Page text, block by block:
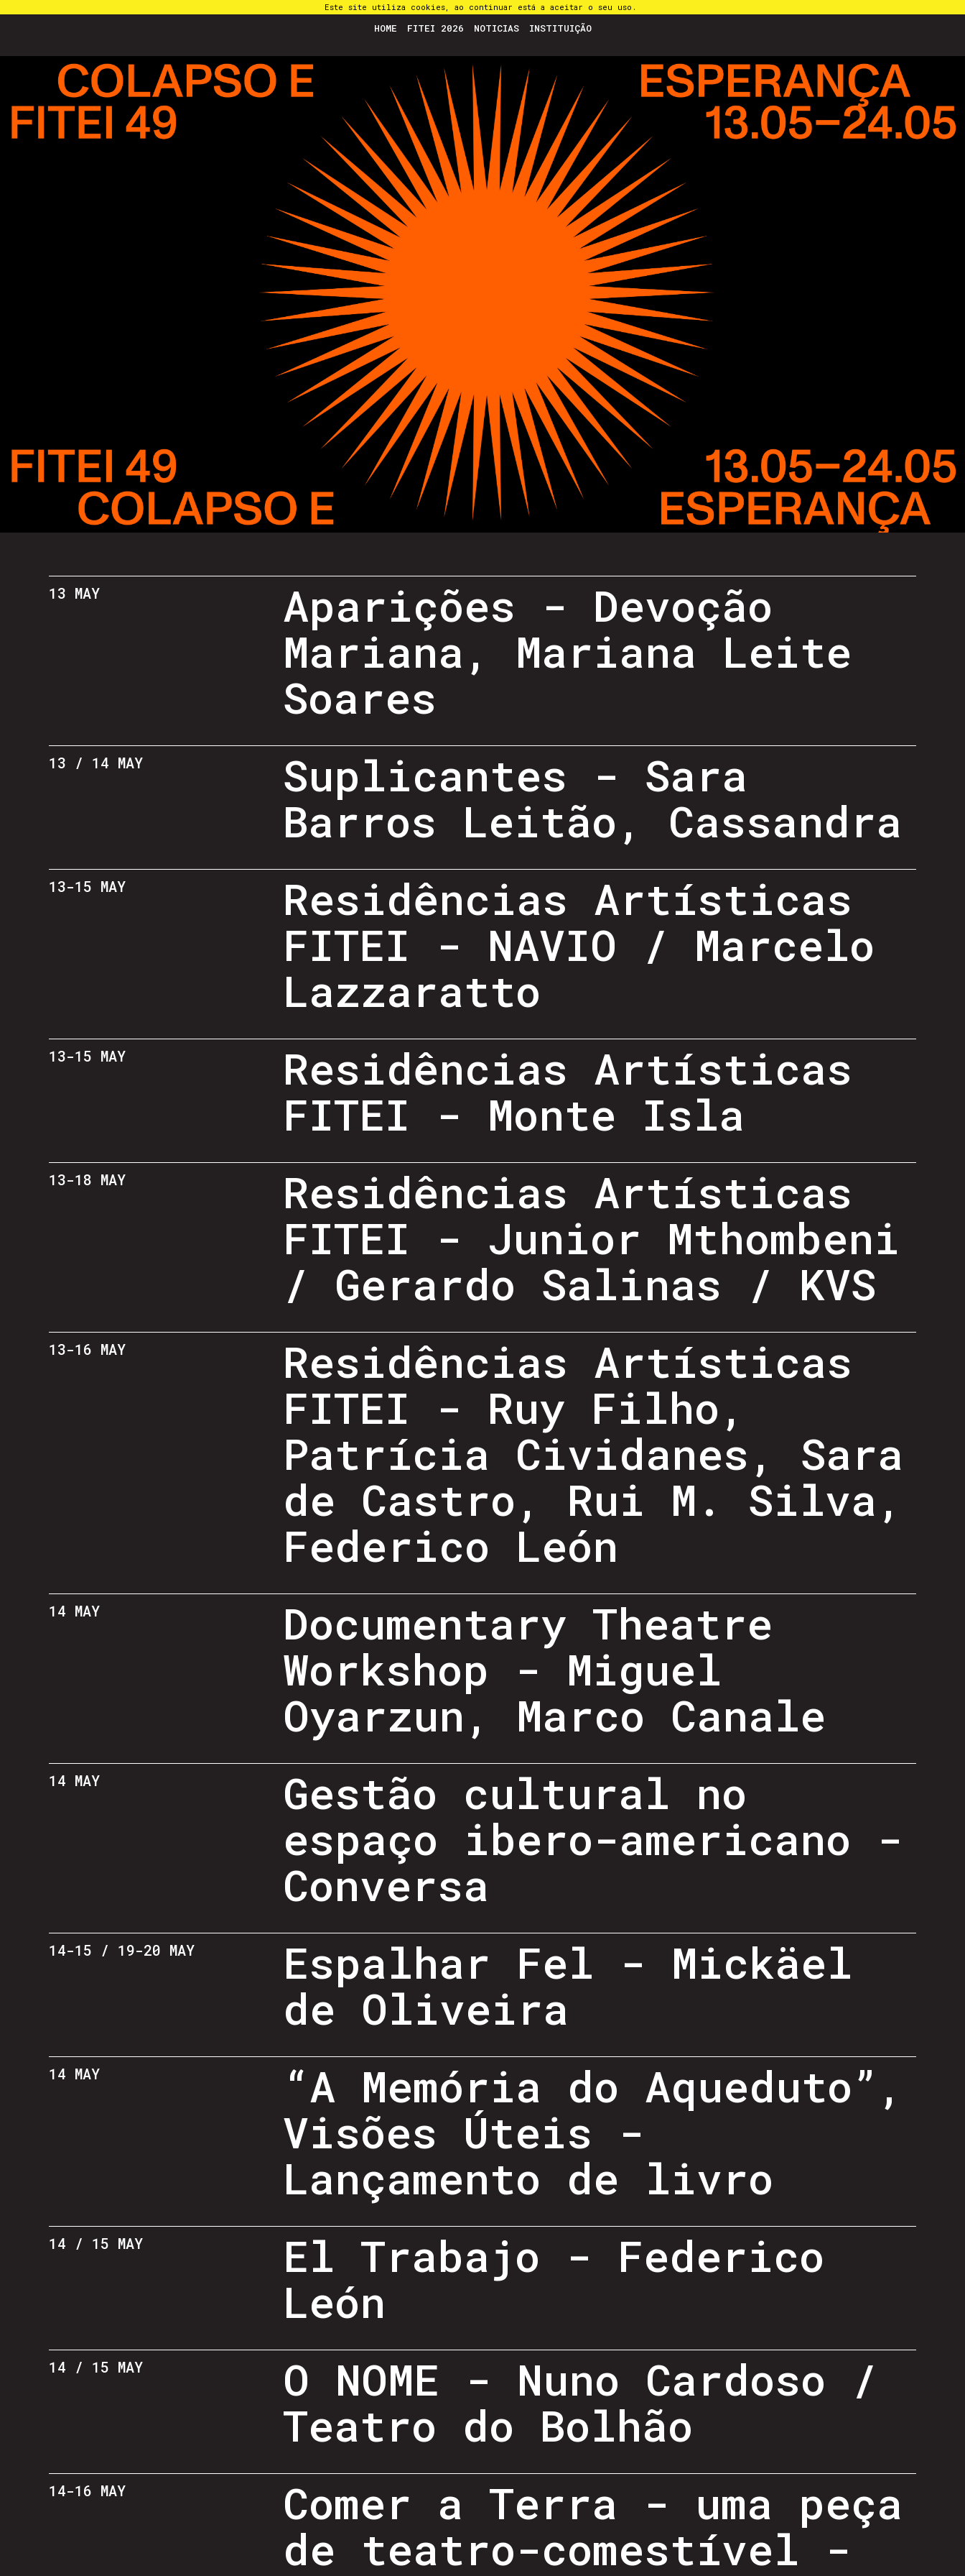
Este site utiliza cookies, ao continuar está a aceitar o seu uso.
HOME FITEI 2026 NOTICIAS INSTITUIÇÃO
13 MAY
Aparições - Devoção
Mariana, Mariana Leite
Soares
13 / 14 MAY
Suplicantes - Sara
Barros Leitão, Cassandra
13-15 MAY
Residências Artísticas
FITEI - NAVIO / Marcelo
Lazzaratto
13-15 MAY
Residências Artísticas
FITEI - Monte Isla
13-18 MAY
Residências Artísticas
FITEI - Junior Mthombeni
/ Gerardo Salinas / KVS
13-16 MAY
Residências Artísticas
FITEI - Ruy Filho,
Patrícia Cividanes, Sara
de Castro, Rui M. Silva,
Federico León
14 MAY
Documentary Theatre
Workshop - Miguel
Oyarzun, Marco Canale
14 MAY
Gestão cultural no
espaço ibero-americano -
Conversa
14-15 / 19-20 MAY
Espalhar Fel - Mickäel
de Oliveira
14 MAY
“A Memória do Aqueduto”,
Visões Úteis -
Lançamento de livro
14 / 15 MAY
El Trabajo - Federico
León
14 / 15 MAY
O NOME - Nuno Cardoso /
Teatro do Bolhão
14-16 MAY
Comer a Terra - uma peça
de teatro-comestível -